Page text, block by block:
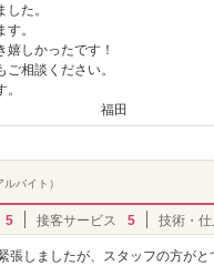
た。
。
しかったです！
相談ください。
バイト）
5 接客サービス 5 技術・仕
張しましたが、スタッフの方が